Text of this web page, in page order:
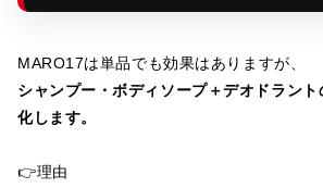
MARO17は単品でも効果はありますが、
シャンプー・ボディソープ＋デオドラン
化します。
👉理由